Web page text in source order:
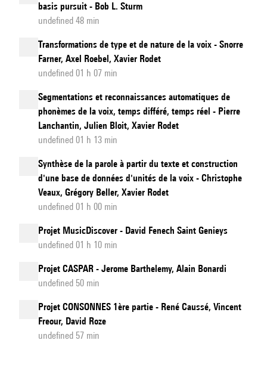
basis pursuit - Bob L. Sturm
undefined 48 min
Transformations de type et de nature de la voix - Snorre
Farner, Axel Roebel, Xavier Rodet
undefined 01 h 07 min
Segmentations et reconnaissances automatiques de
phonèmes de la voix, temps différé, temps réel - Pierre
Lanchantin, Julien Bloit, Xavier Rodet
undefined 01 h 13 min
Synthèse de la parole à partir du texte et construction
d'une base de données d'unités de la voix - Christophe
Veaux, Grégory Beller, Xavier Rodet
undefined 01 h 00 min
Projet MusicDiscover - David Fenech Saint Genieys
undefined 01 h 10 min
Projet CASPAR - Jerome Barthelemy, Alain Bonardi
undefined 50 min
Projet CONSONNES 1ère partie - René Caussé, Vincent
Freour, David Roze
undefined 57 min